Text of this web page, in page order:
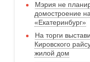
Мэрия не
домостроение
«Екатеринбург»
На торги
Кировского
жилой дом